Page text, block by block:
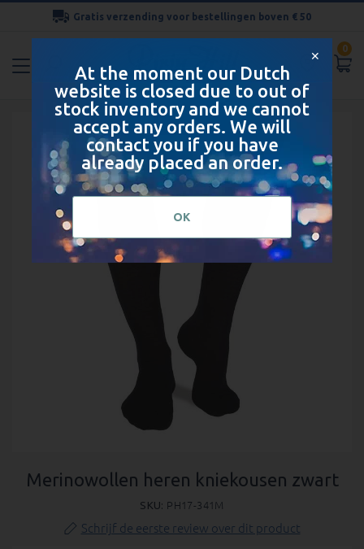
At the moment our Dutch
website is closed due to out of
stock inventory and we cannot
accept any orders. We will
contact you if you have
already placed an order.
OK
✕
0
Gratis verzending voor bestellingen boven € 50
de
afbeeldingen-
naarMerinowollen heren kniekousen zwart
SKU PH17-341M
Schrijf de eerste review over dit product